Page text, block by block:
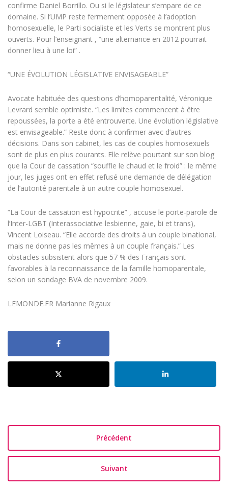
confirme Daniel Borrillo. Ou si le législateur s’empare de ce
domaine. Si l’UMP reste fermement opposée à l’adoption
homosexuelle, le Parti socialiste et les Verts se montrent plus
ouverts. Pour l’enseignant , “une alternance en 2012 pourrait
donner lieu à une loi” .
“UNE ÉVOLUTION LÉGISLATIVE ENVISAGEABLE”
Avocate habituée des questions d’homoparentalité, Véronique
Levrard semble optimiste. “Les limites commencent à être
repoussées, la porte a été entrouverte. Une évolution législative
est envisageable.” Reste donc à confirmer avec d’autres
décisions. Dans son cabinet, les cas de couples homosexuels
sont de plus en plus courants. Elle relève pourtant sur son blog
que la Cour de cassation “souffle le chaud et le froid” : le même
jour, les juges ont en effet refusé une demande de délégation
de l’autorité parentale à un autre couple homosexuel.
“La Cour de cassation est hypocrite” , accuse le porte-parole de
l’Inter-LGBT (Interassociative lesbienne, gaie, bi et trans),
Vincent Loiseau. “Elle accorde des droits à un couple binational,
mais ne donne pas les mêmes à un couple français.” Les
obstacles subsistent alors que 57 % des Français sont
favorables à la reconnaissance de la famille homoparentale,
selon un sondage BVA de novembre 2009.
LEMONDE.FR Marianne Rigaux
Précédent
Suivant